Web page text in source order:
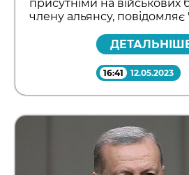
присутніми на військових
члену альянсу, повідомляє
16:41 12.05.2023